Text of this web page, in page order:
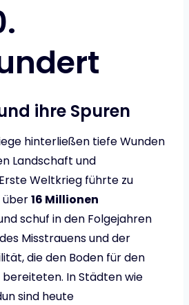
ihre Spuren
hinterließen tiefe Wunden
Landschaft und
Weltkrieg führte zu
über16 Millionen
schuf in den Folgejahren
Misstrauens und der
die den Boden für den
In Städten wie
sind heute